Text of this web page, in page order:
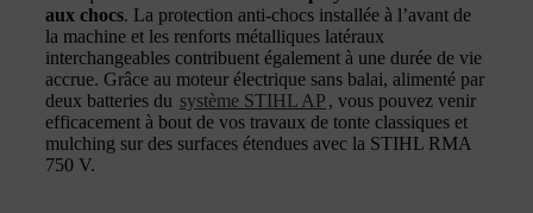
aux chocs. La protection anti-chocs installée à l’avant de
la machine et les renforts métalliques latéraux
interchangeables contribuent également à une durée de vie
accrue. Grâce au moteur électrique sans balai, alimenté par
deux batteries du système STIHL AP , vous pouvez venir
efficacement à bout de vos travaux de tonte classiques et
mulching sur des surfaces étendues avec la STIHL RMA
750 V.